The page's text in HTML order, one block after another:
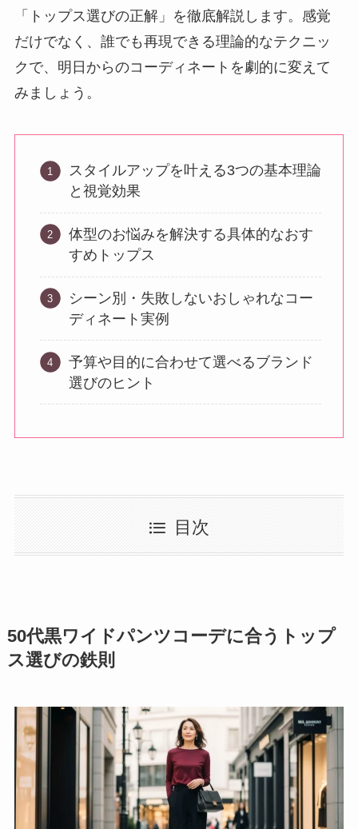
「トップス選びの正解」を徹底解説します。感覚
だけでなく、誰でも再現できる理論的なテクニッ
クで、明日からのコーディネートを劇的に変えて
みましょう。
スタイルアップを叶える3つの基本理論
と視覚効果
体型のお悩みを解決する具体的なおす
すめトップス
シーン別・失敗しないおしゃれなコー
ディネート実例
予算や目的に合わせて選べるブランド
選びのヒント
目次
50代黒ワイドパンツコーデに合うトップ
ス選びの鉄則